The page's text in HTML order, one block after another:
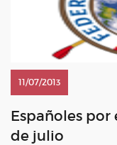
11/07/2013
Españoles por
de julio